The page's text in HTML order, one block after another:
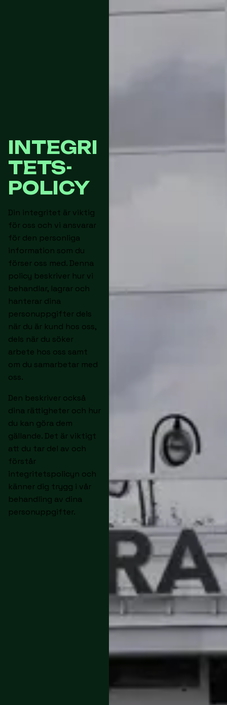
INTEGRI
TETS-
POLICY
Din integritet är viktig
för oss och vi ansvarar
för den personliga
information som du
förser oss med. Denna
policy beskriver hur vi
behandlar, lagrar och
hanterar dina
personuppgifter dels
när du är kund hos oss,
dels när du söker
arbete hos oss samt
om du samarbetar med
oss.
Den beskriver också
dina rättigheter och hur
du kan göra dem
gällande. Det är viktigt
att du tar del av och
förstår
integritetspolicyn och
känner dig trygg i vår
behandling av dina
personuppgifter.